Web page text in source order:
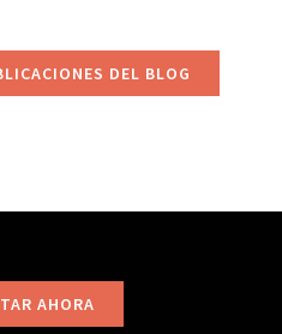
DEL BLOG
AHORA